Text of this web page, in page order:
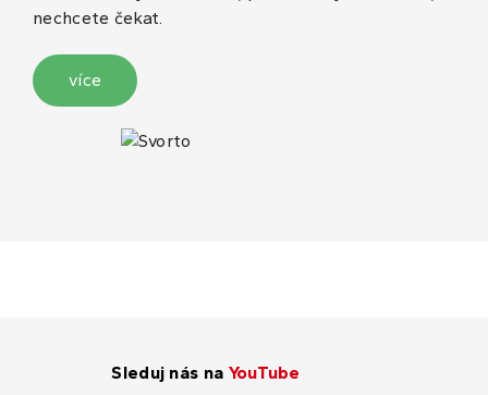
nechcete čekat.
více
Sleduj nás na YouTube